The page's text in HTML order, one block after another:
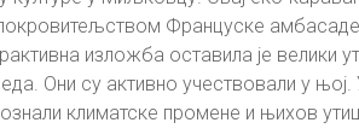
Француске
изложба оставила је велики
Они су активно учествовали у
климатске промене и њихов